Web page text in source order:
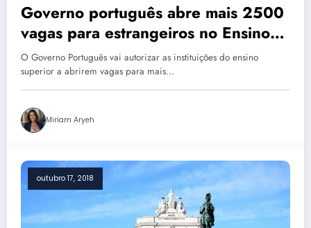
Governo português abre mais 2500
vagas para estrangeiros no Ensino
Superior
O Governo Português vai autorizar as instituições do ensino
superior a abrirem vagas para mais…
Miriam Aryeh
outubro 17, 2018